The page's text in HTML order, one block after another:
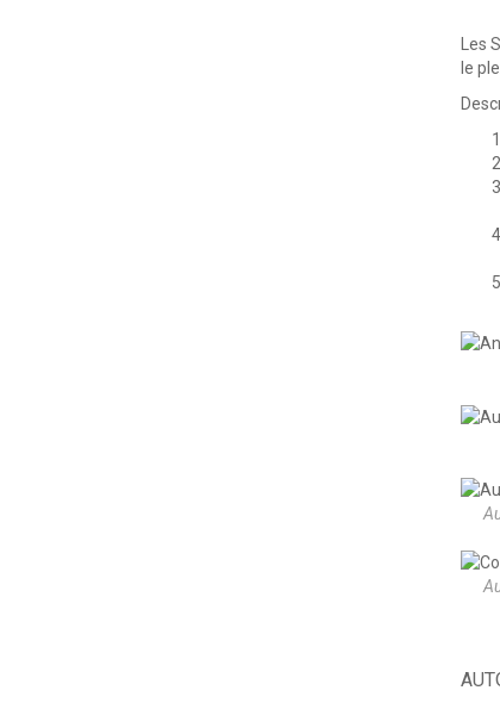
Les
le